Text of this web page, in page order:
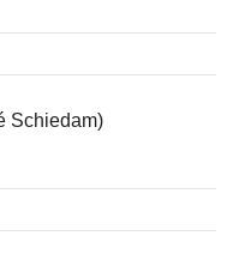
Schiedam)